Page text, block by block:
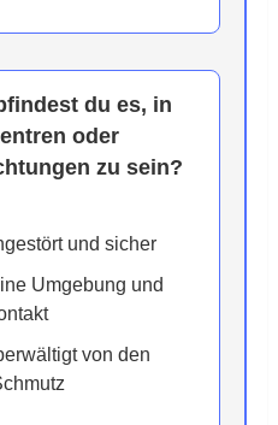
du es, in
oder
zu sein?
und sicher
Umgebung und
von den